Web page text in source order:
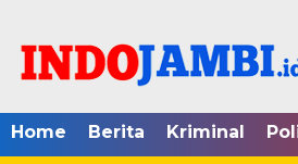
Home Berita Kriminal